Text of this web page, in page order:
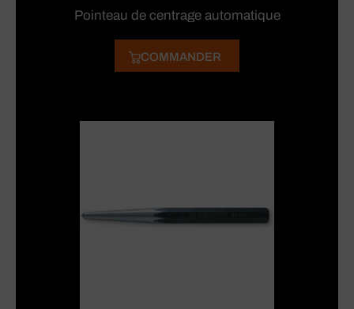
Pointeau de centrage automatique
COMMANDER